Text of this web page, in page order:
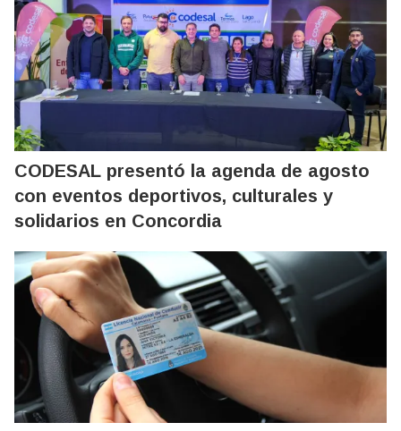
CODESAL presentó la agenda de agosto
con eventos deportivos, culturales y
solidarios en Concordia